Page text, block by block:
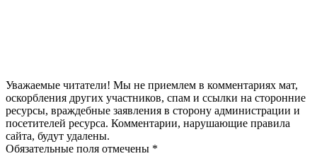
Уважаемые читатели! Мы не приемлем в комментариях мат,
оскорбления других участников, спам и ссылки на сторонние
ресурсы, враждебные заявления в сторону администрации и
посетителей ресурса. Комментарии, нарушающие правила
сайта, будут удалены.
Обязательные поля отмечены *